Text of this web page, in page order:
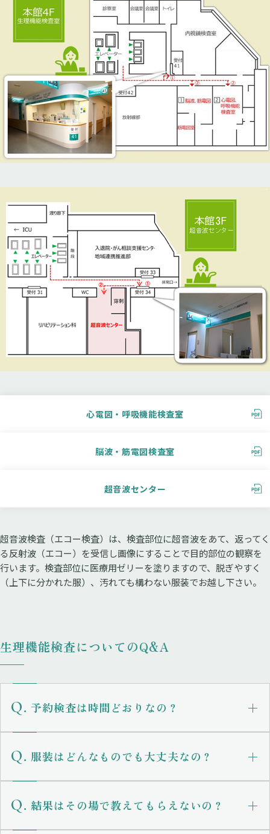
心電図・呼吸機能検査室
脳波・筋電図検査室
超音波センター
超音波検査（エコー検査）は、検査部位に超音波をあて、返ってく
る反射波（エコー）を受信し画像にすることで目的部位の観察を
行います。検査部位に医療用ゼリーを塗りますので、脱ぎやすく
（上下に分かれた服）、汚れても構わない服装でお越し下さい。
生理機能検査についてのQ&A
予約検査は時間どおりなの？
服装はどんなものでも大丈夫なの？
結果はその場で教えてもらえないの？